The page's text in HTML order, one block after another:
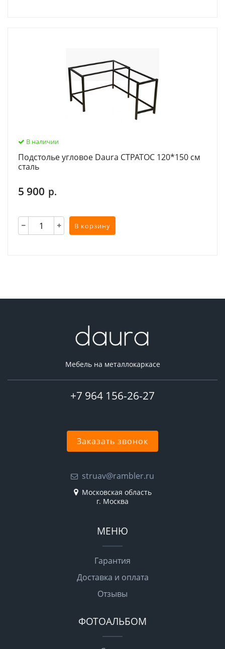
В наличии
Подстолье угловое Daura СТРАТОС 120*150 см
сталь
5 900 р.
В корзину
Мебель на металлокаркасе
+7 964 156-26-27
Заказать звонок
struav@rambler.ru
Московская область
г. Москва
МЕНЮ
Гарантия
Доставка и оплата
Отзывы
ФОТОАЛЬБОМ